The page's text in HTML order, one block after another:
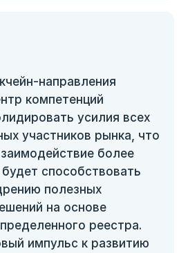
направления
компетенций
усилия всех
участников рынка, что
более
способствовать
полезных
на основе
реестра.
импульс к развитию